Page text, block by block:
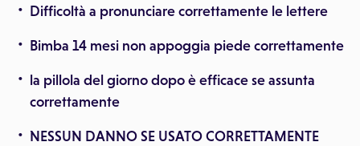
Difficoltà a pronunciare correttamente le lettere
Bimba 14 mesi non appoggia piede correttamente
la pillola del giorno dopo è efficace se assunta
correttamente
NESSUN DANNO SE USATO CORRETTAMENTE